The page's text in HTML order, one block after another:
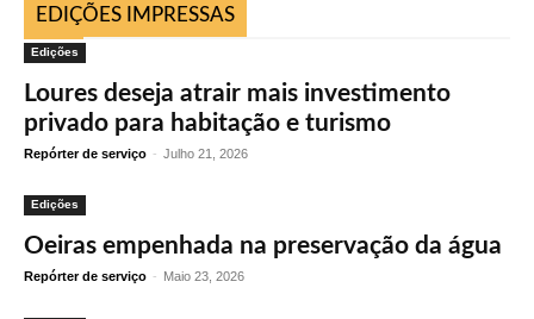
EDIÇÕES IMPRESSAS
Edições
Loures deseja atrair mais investimento
privado para habitação e turismo
Repórter de serviço - Julho 21, 2026
Edições
Oeiras empenhada na preservação da água
Repórter de serviço - Maio 23, 2026